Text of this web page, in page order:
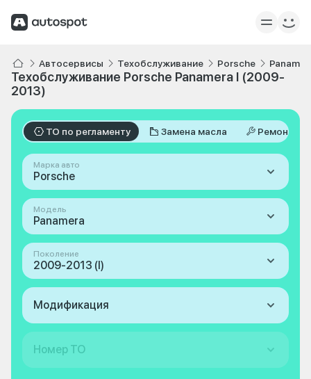
Автосервисы Техобслуживание Porsche
Техобслуживание Porsche Panamera I (2009-
2013)
ТО по регламенту Замена масла Ремонт
Марка авто
Porsche
Модель
Panamera
Поколение
2009-2013 (I)
Модификация
Номер ТО